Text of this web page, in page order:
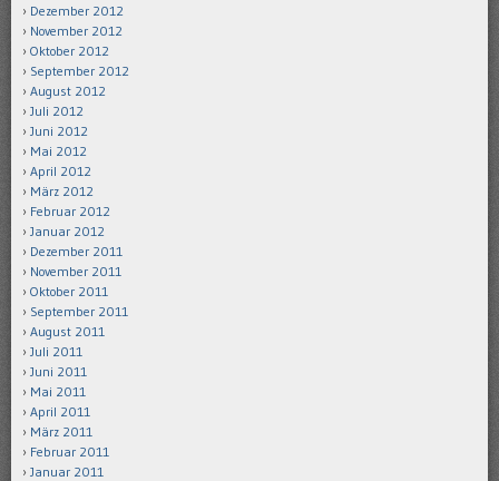
Dezember 2012
November 2012
Oktober 2012
September 2012
August 2012
Juli 2012
Juni 2012
Mai 2012
April 2012
März 2012
Februar 2012
Januar 2012
Dezember 2011
November 2011
Oktober 2011
September 2011
August 2011
Juli 2011
Juni 2011
Mai 2011
April 2011
März 2011
Februar 2011
Januar 2011